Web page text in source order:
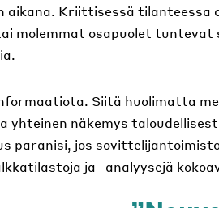
aikana. Kriittisessä tilanteessa
molemmat osapuolet
Siitä huolimatta
näkemys
paranisi, jos
ja -analyysejä